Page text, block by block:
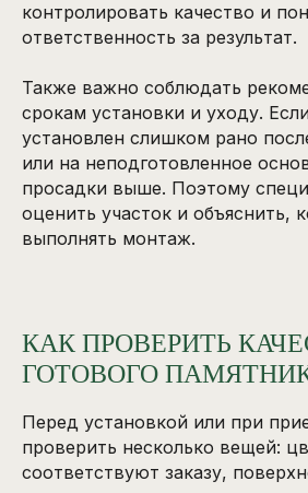
контролировать качество и
ответственность за результат.
Также важно соблюдать
срокам установки и уходу.
установлен слишком рано
или на неподготовленное
просадки выше. Поэтому
оценить участок и объяснить,
выполнять монтаж.
КАК ПРОВЕРИТЬ
ГОТОВОГО
Перед установкой или при
проверить несколько вещей:
соответствуют заказу,